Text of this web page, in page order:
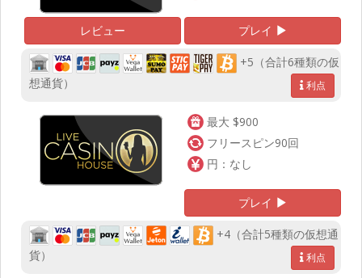
レビュー プレイ
+5（合計6種類の仮
想通貨）
利点
最大 $900
フリースピン90回
円：なし
プレイ
+4（合計5種類の仮想通
貨）
利点